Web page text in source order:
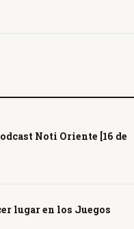
Noti Oriente [16 de
lugar en los Juegos